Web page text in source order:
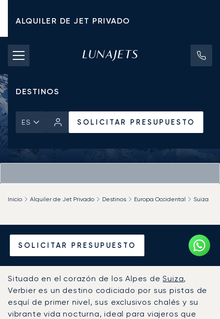
ALQUILER DE JET PRIVADO
TARIFAS DE CHÁRTER
JETS PRIVADOS
DESTINOS
ES SOLICITAR PRESUPUESTO
SOLICITAR PRESUPUESTO
Inicio Alquiler de Jet Privado Destinos Europa Occidental Suiza
Alquile un Jet Privado
desde o hacia Verbier
Situado en el corazón de los Alpes deSuiza,
Verbier es un destino codiciado por sus pistas de
esquí de primer nivel, sus exclusivos chalés y su
vibrante vida nocturna, ideal para viajeros que